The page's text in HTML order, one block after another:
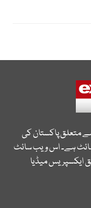
متعلق پاکستان کی
ہے۔ اس ویب سائٹ
ایکسپریس میڈیا